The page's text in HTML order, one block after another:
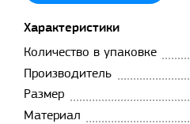
Характеристики
Количество в упаковке
Производитель
Размер
Материал